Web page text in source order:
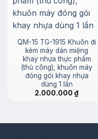
QM-15 TG-1915 Khuôn đi
kèm máy dán miệng
khay nhựa thực phẩm
(thủ công), khuôn máy
đóng gói khay nhựa
dùng 1 lần
2.000.000 ₫